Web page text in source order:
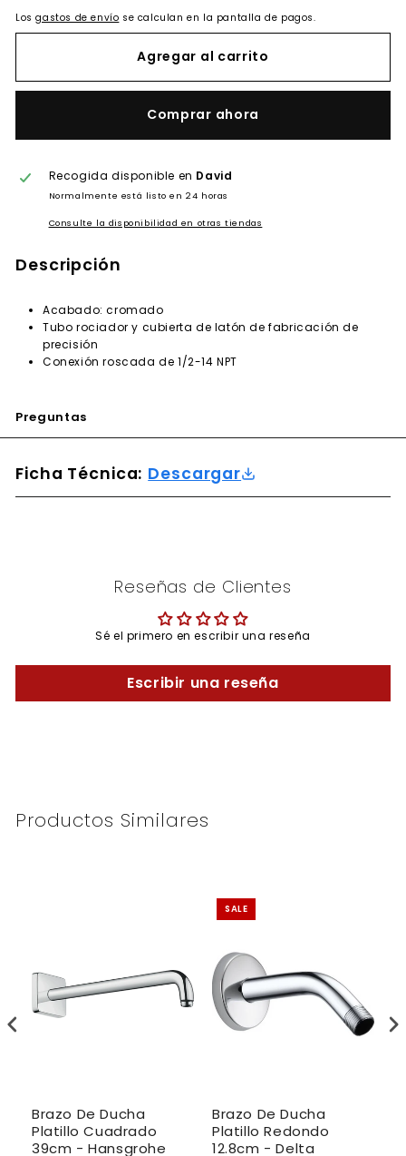
Losgastos de envío se calculan en la pantalla de pagos.
Agregar al carrito
Comprar ahora
Recogida disponible en David
Normalmente está listo en 24 horas
Consulte la disponibilidad en otras tiendas
Descripción
Acabado: cromado
Tubo rociador y cubierta de latón de fabricación de
precisión
Conexión roscada de 1/2-14 NPT
Preguntas
Ficha Técnica: Descargar
Reseñas de Clientes
Sé el primero en escribir una reseña
Escribir una reseña
Productos Similares
Brazo De Ducha
Platillo Cuadrado
39cm - Hansgrohe
SALE
Brazo De Ducha
Platillo Redondo
12.8cm - Delta